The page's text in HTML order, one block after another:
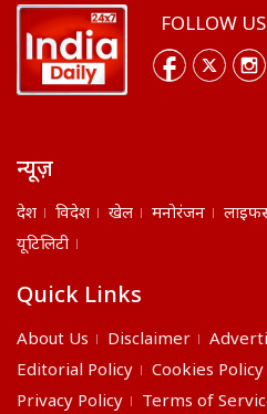
FOLLOW
न्यूज़
देश विदेश खेल मनोरंजन
यूटिलिटी
Quick Links
About Us Disclaimer
Editorial Policy
Cookies Policy
Privacy Policy
Terms of